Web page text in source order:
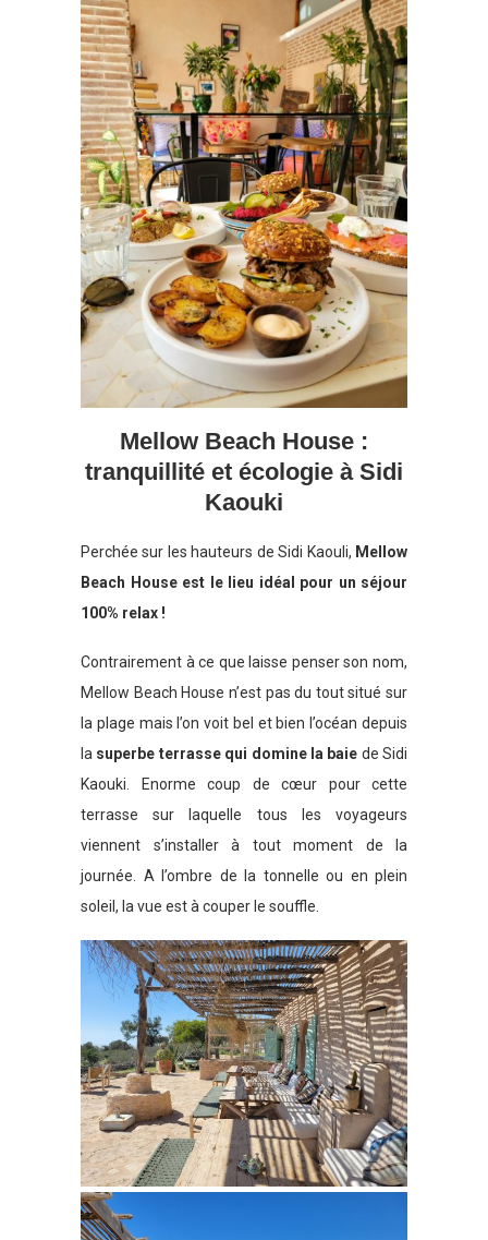
Mellow Beach House :
tranquillité et écologie à Sidi
Kaouki
Perchée sur les hauteurs de Sidi Kaouli, Mellow
Beach House est le lieu idéal pour un séjour
100% relax !
Contrairement à ce que laisse penser son nom,
Mellow Beach House n’est pas du tout situé sur
la plage mais l’on voit bel et bien l’océan depuis
la superbe terrasse qui domine la baie de Sidi
Kaouki. Enorme coup de cœur pour cette
terrasse sur laquelle tous les voyageurs
viennent s’installer à tout moment de la
journée. A l’ombre de la tonnelle ou en plein
soleil, la vue est à couper le souffle.